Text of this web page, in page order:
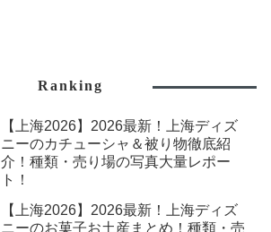
Ranking
【上海2026】2026最新！上海ディズ
ニーのカチューシャ＆被り物徹底紹
介！種類・売り場の写真大量レポー
ト！
【上海2026】2026最新！上海ディズ
ニーのお菓子お土産まとめ！種類・売